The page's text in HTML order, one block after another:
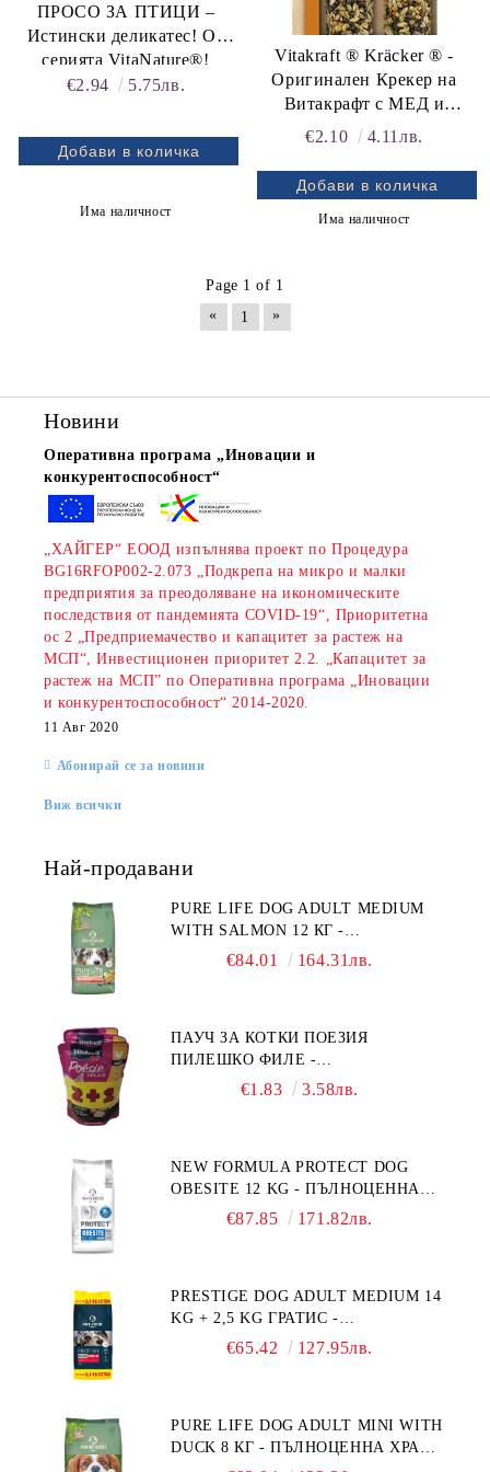
ПРОСО ЗА ПТИЦИ –
Истински деликатес! От
серията VitaNature®!
Естествено добро!
€2.94 5.75лв.
Има наличност
Vitakraft ® Kräcker ® -
Оригинален Крекер на
Витакрафт с МЕД и
СУСАМ, 2бр
€2.10 4.11лв.
Има наличност
Page 1 of 1
«
1 »
Новини
Оперативна програма „Иновации и
конкурентоспособност“
„ХАЙГЕР“ ЕООД изпълнява проект по Процедура
BG16RFOP002-2.073 „Подкрепа на микро и малки
предприятия за преодоляване на икономическите
последствия от пандемията COVID-19“, Приоритетна
ос 2 „Предприемачество и капацитет за растеж на
МСП“, Инвестиционен приоритет 2.2. „Капацитет за
растеж на МСП” по Оперативна програма „Иновации
и конкурентоспособност“ 2014-2020.
11 Авг 2020
Абонирай се за новини
Виж всички
Най-продавани
PURE LIFE DOG ADULT MEDIUM
WITH SALMON 12 КГ -
ПЪЛНОЦЕННА ХРАНА ЗА
БЕЗ ЗЪРНО, БЕЗ ГЛУТЕН.
ПРОИЗВЕДЕНА ВЪВ ФРАНЦИЯ.
€84.01 164.31лв.
ПАУЧ ЗА КОТКИ ПОЕЗИЯ
ПИЛЕШКО ФИЛЕ -
ПРОМОКОМПЛЕКТ 3 БР.
€1.83 3.58лв.
NEW FORMULA PROTECT DOG
OBESITE 12 KG - ПЪЛНОЦЕННА
ДИЕТИЧНА ХРАНА ЗА КУЧЕТА
"РЕГУЛИРАНЕ НА ВНОСА НА
ГЛЮКОЗА (DIABETES MELLITUS)."
€87.85 171.82лв.
PRESTIGE DOG ADULT MEDIUM 14
KG + 2,5 KG ГРАТИС -
ПЪЛНОЦЕННА ХРАНА ЗА
€65.42 127.95лв.
PURE LIFE DOG ADULT MINI WITH
DUCK 8 КГ - ПЪЛНОЦЕННА ХРАНА